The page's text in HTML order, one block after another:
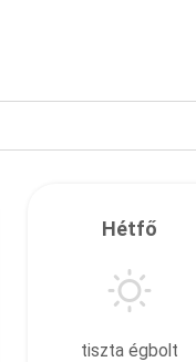
Hétfő
tiszta égbolt